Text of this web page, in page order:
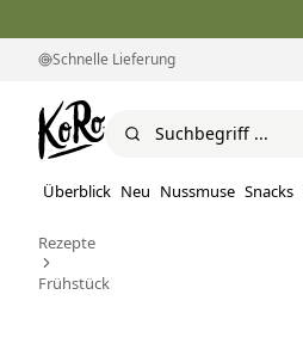
Schnelle Lieferung
Überblick Neu Nussmuse Snacks
Rezepte
Frühstück